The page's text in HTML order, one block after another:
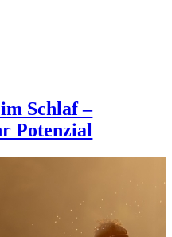
Schlaf –
Potenzial